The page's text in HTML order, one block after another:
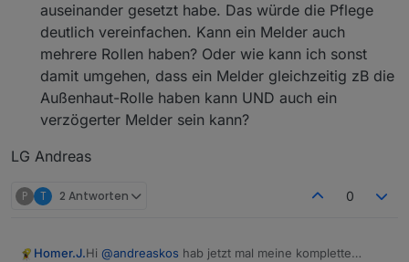
auseinander gesetzt habe. Das würde die Pflege
deutlich vereinfachen. Kann ein Melder auch
mehrere Rollen haben? Oder wie kann ich sonst
damit umgehen, dass ein Melder gleichzeitig zB die
Außenhaut-Rolle haben kann UND auch ein
verzögerter Melder sein kann?
LG Andreas
P T 2 Antworten 0
Homer.J.Hi @andreaskos hab jetzt mal meine komplette